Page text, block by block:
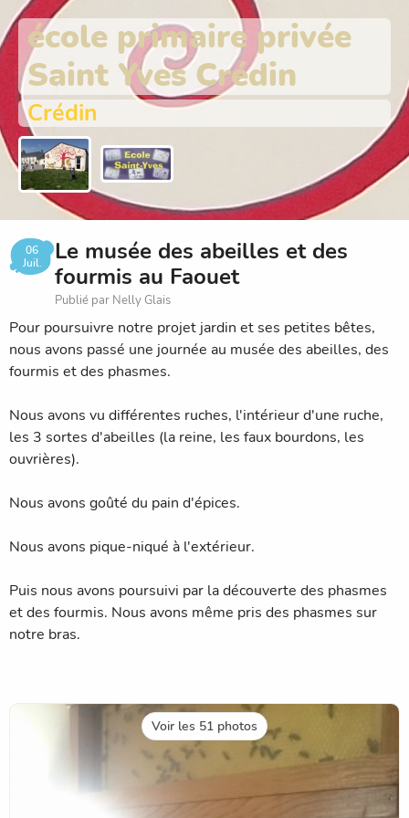
école primaire privée
Saint Yves Crédin
Crédin
06
Juil.
Le musée des abeilles et des
fourmis au Faouet
Publié par Nelly Glais
Pour poursuivre notre projet jardin et ses petites bêtes,
nous avons passé une journée au musée des abeilles, des
fourmis et des phasmes.
Nous avons vu différentes ruches, l'intérieur d'une ruche,
les 3 sortes d'abeilles (la reine, les faux bourdons, les
ouvrières).
Nous avons goûté du pain d'épices.
Nous avons pique-niqué à l'extérieur.
Puis nous avons poursuivi par la découverte des phasmes
et des fourmis. Nous avons même pris des phasmes sur
notre bras.
Voir les 51 photos